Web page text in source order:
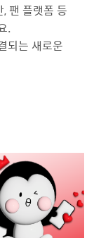
팬 플랫폼 등
.
되는 새로운